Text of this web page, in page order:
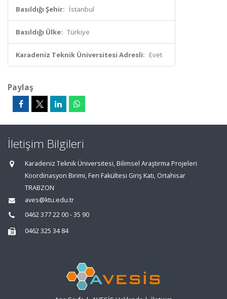
Basıldığı Şehir: İstanbul
Basıldığı Ülke: Türkiye
Karadeniz Teknik Üniversitesi Adresli: Evet
Paylaş
İletişim Bilgileri
Karadeniz Teknik Üniversitesi, Bilimsel Araştırma Projeleri
Koordinasyon Birimi, Fen Fakültesi Giriş Katı, Ortahisar
TRABZON
aves@ktu.edu.tr
0462 377 22 00 - 35 90
0462 325 34 84